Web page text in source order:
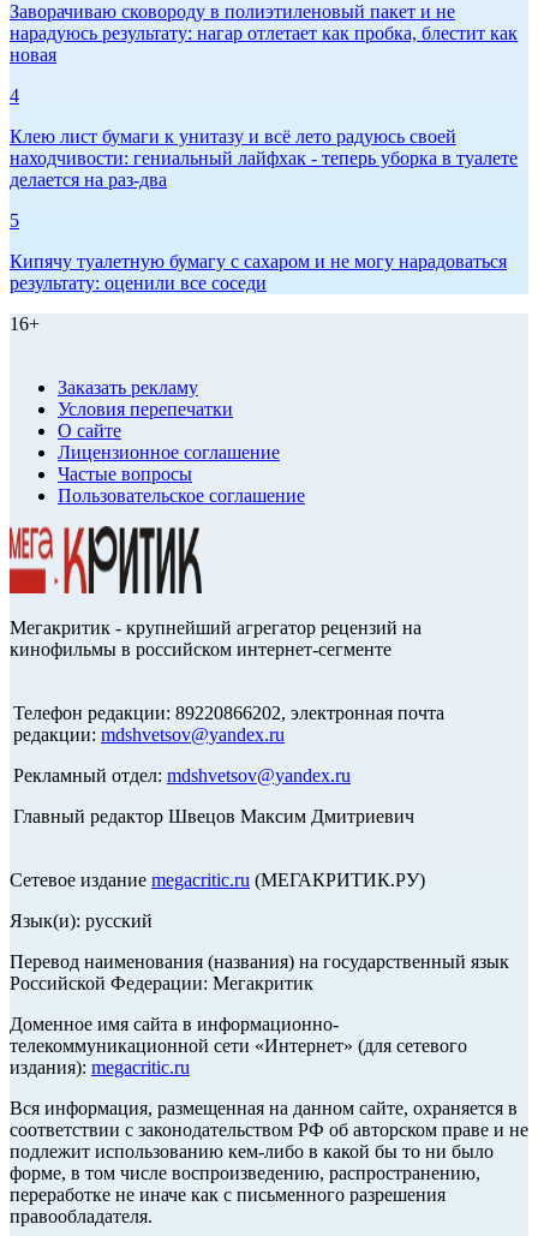
Заворачиваю сковороду в полиэтиленовый пакет и не
нарадуюсь результату: нагар отлетает как пробка, блестит как
новая
4
Клею лист бумаги к унитазу и всё лето радуюсь своей
находчивости: гениальный лайфхак - теперь уборка в туалете
делается на раз-два
5
Кипячу туалетную бумагу с сахаром и не могу нарадоваться
результату: оценили все соседи
16+
Заказать рекламу
Условия перепечатки
О сайте
Лицензионное соглашение
Частые вопросы
Пользовательское соглашение
Мегакритик - крупнейший агрегатор рецензий на
кинофильмы в российском интернет-сегменте
Телефон редакции: 89220866202, электронная почта
редакции: mdshvetsov@yandex.ru
Рекламный отдел: mdshvetsov@yandex.ru
Главный редактор Швецов Максим Дмитриевич
Сетевое издание megacritic.ru (МЕГАКРИТИК.РУ)
Язык(и): русский
Перевод наименования (названия) на государственный язык
Российской Федерации: Мегакритик
Доменное имя сайта в информационно-
телекоммуникационной сети «Интернет» (для сетевого
издания): megacritic.ru
Вся информация, размещенная на данном сайте, охраняется в
соответствии с законодательством РФ об авторском праве и не
подлежит использованию кем-либо в какой бы то ни было
форме, в том числе воспроизведению, распространению,
переработке не иначе как с письменного разрешения
правообладателя.